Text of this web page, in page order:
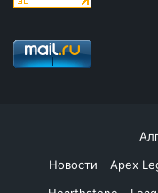
Новости
Apex